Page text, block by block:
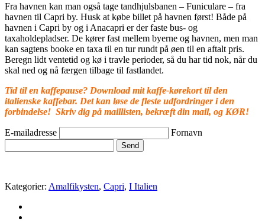
Fra havnen kan man også tage tandhjulsbanen – Funiculare – fra
havnen til Capri by. Husk at købe billet på havnen først! Både på
havnen i Capri by og i Anacapri er der faste bus- og
taxaholdepladser. De kører fast mellem byerne og havnen, men man
kan sagtens booke en taxa til en tur rundt på øen til en aftalt pris.
Beregn lidt ventetid og kø i travle perioder, så du har tid nok, når du
skal ned og nå færgen tilbage til fastlandet.
Tid til en kaffepause? Download mit kaffe-kørekort til den
italienske kaffebar. Det kan løse de fleste udfordringer i den
forbindelse! Skriv dig på maillisten, bekræft din mail, og KØR!
E-mailadresse Fornavn
Send
Kategorier: Amalfikysten, Capri, I Italien